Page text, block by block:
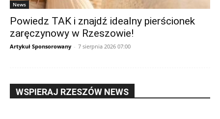
News
Powiedz TAK i znajdź idealny pierścionek
zaręczynowy w Rzeszowie!
Artykuł Sponsorowany - 7 sierpnia 2026 07:00
WSPIERAJ RZESZÓW NEWS